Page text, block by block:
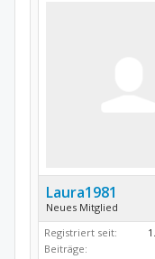
Laura1981
Neues Mitglied
Registriert seit:
Beiträge: